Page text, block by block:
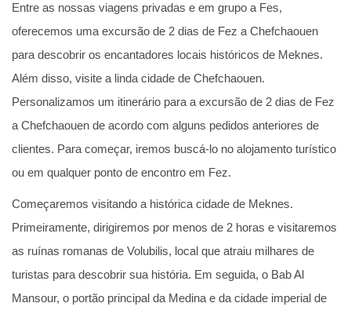
Entre as nossas viagens privadas e em grupo a Fes,
oferecemos uma excursão de 2 dias de Fez a Chefchaouen
para descobrir os encantadores locais históricos de Meknes.
Além disso, visite a linda cidade de Chefchaouen.
Personalizamos um itinerário para a excursão de 2 dias de Fez
a Chefchaouen de acordo com alguns pedidos anteriores de
clientes. Para começar, iremos buscá-lo no alojamento turístico
ou em qualquer ponto de encontro em Fez.
Começaremos visitando a histórica cidade de Meknes.
Primeiramente, dirigiremos por menos de 2 horas e visitaremos
as ruínas romanas de Volubilis, local que atraiu milhares de
turistas para descobrir sua história. Em seguida, o Bab Al
Mansour, o portão principal da Medina e da cidade imperial de